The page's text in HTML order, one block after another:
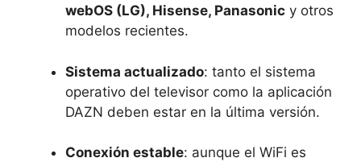
webOS (LG), Hisense, Panasonic y otros
modelos recientes.
Sistema actualizado: tanto el sistema
operativo del televisor como la aplicación
DAZN deben estar en la última versión.
Conexión estable: aunque el WiFi es